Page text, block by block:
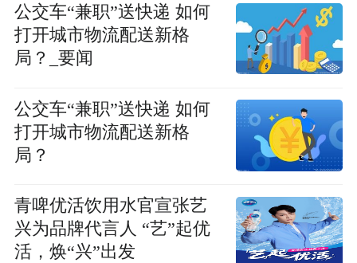
公交车“兼职”送快递 如何
打开城市物流配送新格
局？_要闻
公交车“兼职”送快递 如何
打开城市物流配送新格
局？
青啤优活饮用水官宣张艺
兴为品牌代言人 “艺”起优
活，焕“兴”出发